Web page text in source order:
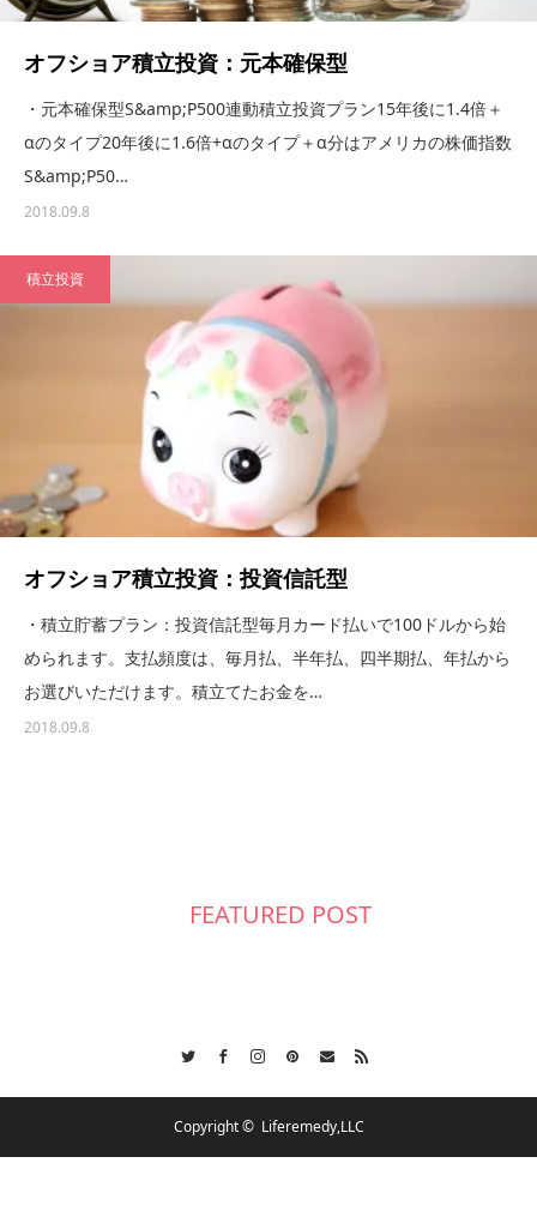
オフショア積立投資：元本確保型
・元本確保型S&amp;P500連動積立投資プラン15年後に1.4倍＋
αのタイプ20年後に1.6倍+αのタイプ＋α分はアメリカの株価指数
S&amp;P50…
2018.09.8
積立投資
オフショア積立投資：投資信託型
・積立貯蓄プラン：投資信託型毎月カード払いで100ドルから始
められます。支払頻度は、毎月払、半年払、四半期払、年払から
お選びいただけます。積立てたお金を…
2018.09.8
FEATURED POST
Copyright © Liferemedy,LLC